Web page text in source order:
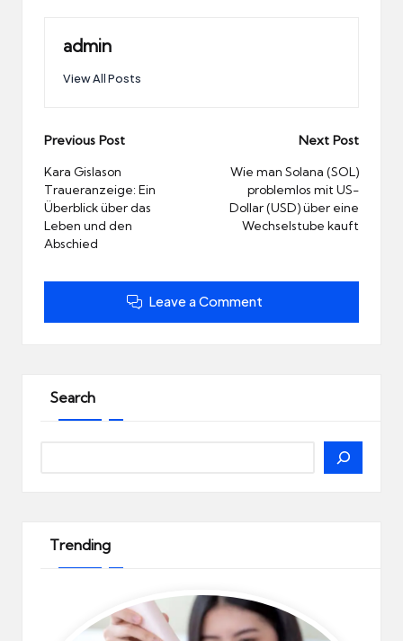
admin
View All Posts
Post
navigation
Previous Post
Kara Gislason
Traueranzeige: Ein
Überblick über das
Leben und den
Abschied
Next Post
Wie man Solana (SOL)
problemlos mit US-
Dollar (USD) über eine
Wechselstube kauft
Leave a Comment
Search
Trending